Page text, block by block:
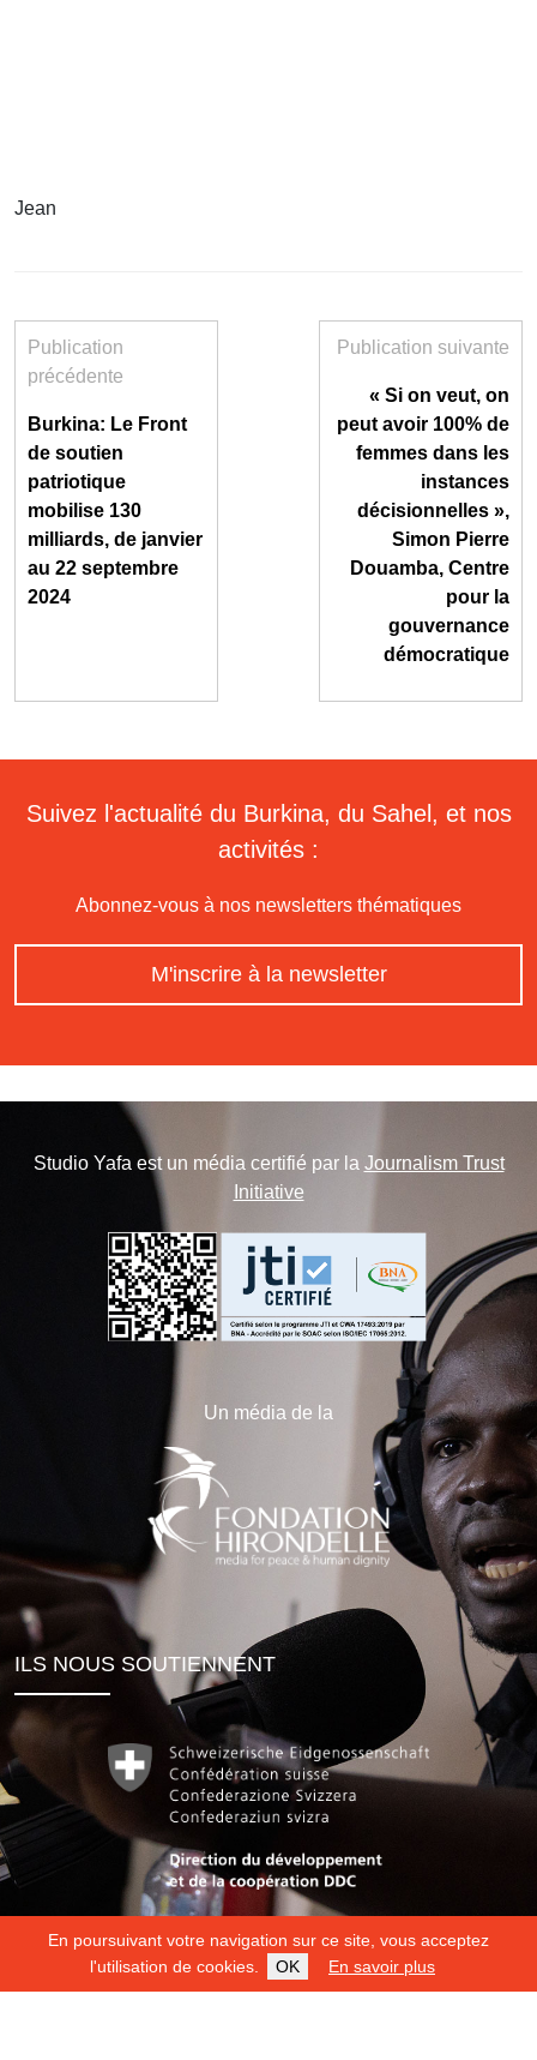
En poursuivant votre navigation sur ce site, vous acceptez
l'utilisation de cookies.
OK En savoir plus
Jean
Publication
précédente
Burkina: Le Front
de soutien
patriotique
mobilise 130
milliards, de janvier
au 22 septembre
2024
Publication suivante
« Si on veut, on
peut avoir 100% de
femmes dans les
instances
décisionnelles »,
Simon Pierre
Douamba, Centre
pour la
gouvernance
démocratique
Suivez l'actualité du Burkina, du Sahel, et nos
activités :
Abonnez-vous à nos newsletters thématiques
M'inscrire à la newsletter
Studio Yafa est un média certifié par la Journalism Trust
Initiative
Un média de la
ILS NOUS SOUTIENNENT